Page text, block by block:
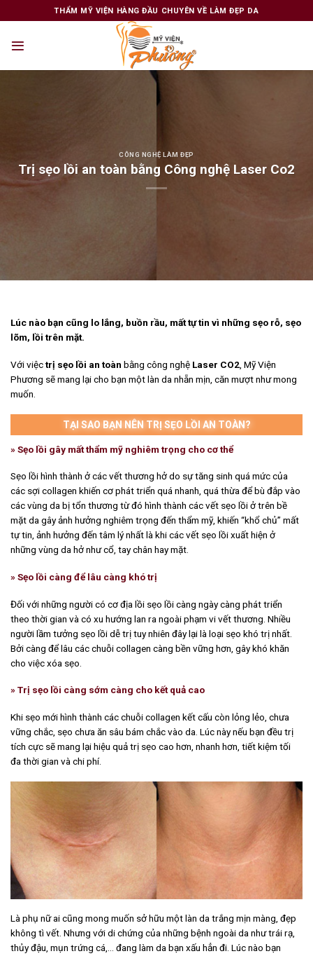
to
THẨM MỸ VIỆN HÀNG ĐẦU CHUYÊN VỀ LÀM ĐẸP DA
CÔNG NGHỆ LÀM ĐẸP
Trị sẹo lồi an toàn bằng Công nghệ Laser Co2
Lúc nào bạn cũng lo lắng, buồn rầu, mất tự tin vì những sẹo rỗ, sẹo
lõm, lồi trên mặt.
Với việctrị sẹo lồi an toàn bằng công nghệ Laser CO2 , Mỹ Viện
Phương sẽ mang lại cho bạn một làn da nhẵn mịn, căn mượt như mong
muốn.
TẠI SAO BẠN NÊN TRỊ SẸO LỒI AN TOÀN?
» Sẹo lồi gây mất thẩm mỹ nghiêm trọng cho cơ thể
Sẹo lồi hình thành ở các vết thương hở do sự tăng sinh quá mức của
các sợi collagen khiến cơ phát triển quá nhanh, quá thừa để bù đắp vào
các vùng da bị tổn thương từ đó hình thành các vết sẹo lồi ở trên bề
mặt da gây ảnh hưởng nghiêm trọng đến thẩm mỹ, khiến “khổ chủ” mất
tự tin, ảnh hưởng đến tâm lý nhất là khi các vết sẹo lồi xuất hiện ở
những vùng da hở như cổ, tay chân hay mặt.
» Sẹo lồi càng để lâu càng khó trị
Đối với những người có cơ địa lồi sẹo lồi càng ngày càng phát triển
theo thời gian và có xu hướng lan ra ngoài phạm vi vết thương. Nhiều
người lầm tưởng sẹo lồi dễ trị tuy nhiên đây lại là loại sẹo khó trị nhất.
Bởi càng để lâu các chuỗi collagen càng bền vững hơn, gây khó khăn
cho việc xóa sẹo.
» Trị sẹo lồi càng sớm càng cho kết quả cao
Khi sẹo mới hình thành các chuỗi collagen kết cấu còn lỏng lẻo, chưa
vững chắc, sẹo chưa ăn sâu bám chắc vào da. Lúc này nếu bạn đều trị
tích cực sẽ mang lại hiệu quả trị sẹo cao hơn, nhanh hơn, tiết kiệm tối
đa thời gian và chi phí.
Là phụ nữ ai cũng mong muốn sở hữu một làn da trắng mịn màng, đẹp
không tì vết. Nhưng với di chứng của những bệnh ngoài da như trái rạ,
thủy đậu, mụn trứng cá,… đang làm da bạn xấu hẳn đi. Lúc nào bạn